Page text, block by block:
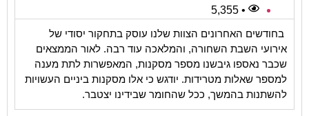
• 5,355
בחודשים האחרונים הצוות שלנו עוסק בתחקור יסודי של
אירועי השבת השחורה, והמלאכה עוד רבה. לאור הממצאים
שכבר נאספו גיבשנו מספר מסקנות, המאפשרות לתת מענה
למספר שאלות מטרידות. יודגש כי אלו מסקנות ביניים העשויות
להשתנות בהמשך, ככל שהחומר שבידינו יצטבר.